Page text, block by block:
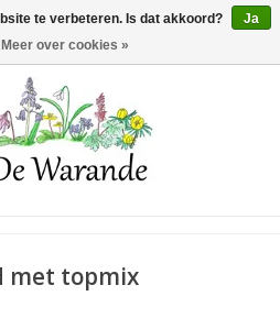
Winkelwagen >0 Artikelen - €0,00
met topmix
te verbeteren. Is dat akkoord?
Ja
Meer over cookies »